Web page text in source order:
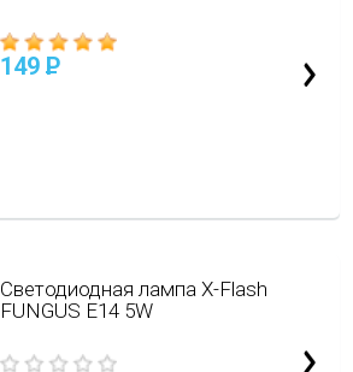
149 P
Светодиодная лампа X-Flash
FUNGUS E14 5W